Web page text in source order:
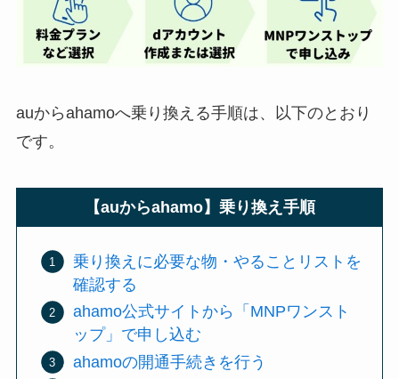
auからahamoへ乗り換える手順は、以下のとおり
です。
【auからahamo】乗り換え手順
乗り換えに必要な物・やることリストを
確認する
ahamo公式サイトから「MNPワンスト
ップ」で申し込む
ahamoの開通手続きを行う